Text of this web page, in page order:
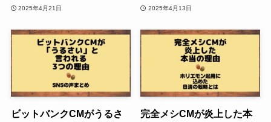
2025年4月21日 2025年4月13日
ビットバンクCMがうるさ
完全メシCMが炎上した本